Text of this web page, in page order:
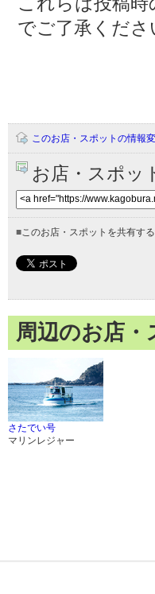
でご了承くださ
このお店・スポットの情報
お店・スポッ
■ このお店・スポットを共有する
周辺のお店・
さたでい号
マリンレジャー